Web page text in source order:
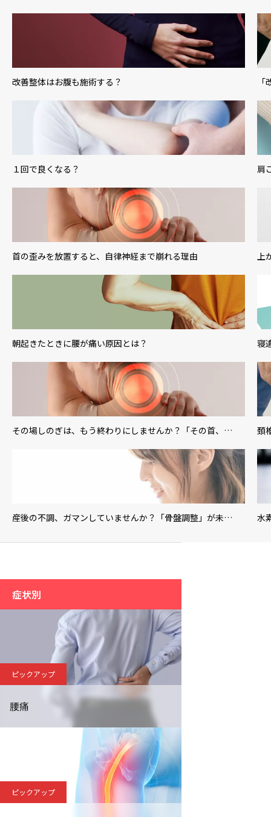
改善整体はお腹も施術する？
１回で良くなる？ 肩
首の歪みを放置すると、自律神経まで崩れる理由 上
朝起きたときに腰が痛い原因とは？ 寝
その場しのぎは、もう終わりにしませんか？「その首、… 頚
産後の不調、ガマンしていませんか？「骨盤調整」が未… 水
症状別
ピックアップ
腰痛
ピックアップ